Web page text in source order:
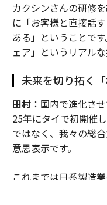
カクシンさんの研修
に「お客様と直接話
ある」ということで
ェア」というリアル
未来を切り拓く
田村：国内で進化さ
25年にタイで初開催
ではなく、我々の総
意思表示です。
これまでは日系製造